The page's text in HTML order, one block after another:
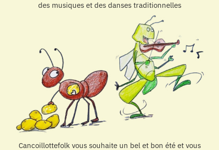
des musiques et des danses traditionnelles
Cancoillottefolk vous souhaite un bel et bon été et vous